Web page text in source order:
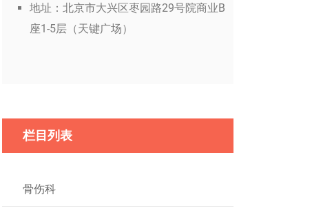
地址：北京市大兴区枣园路29号院商业B
座1-5层（天键广场）
栏目列表
骨伤科